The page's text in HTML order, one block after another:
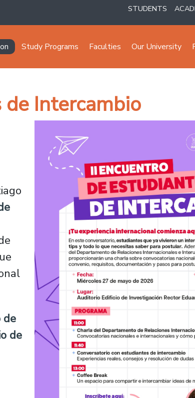
STUDENTS
principal
Study Programs Faculties Our University
de Intercambio
de
de